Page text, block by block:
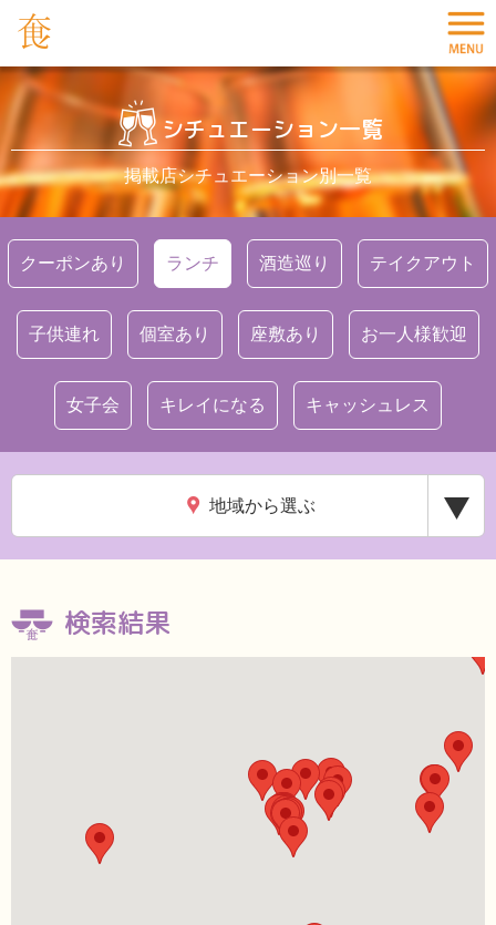
シチュエーション一覧
掲載店シチュエーション別一覧
クーポンあり ランチ 酒造巡り テイクアウト
子供連れ 個室あり 座敷あり お一人様歓迎
女子会 キレイになる キャッシュレス
地域から選ぶ
検索結果